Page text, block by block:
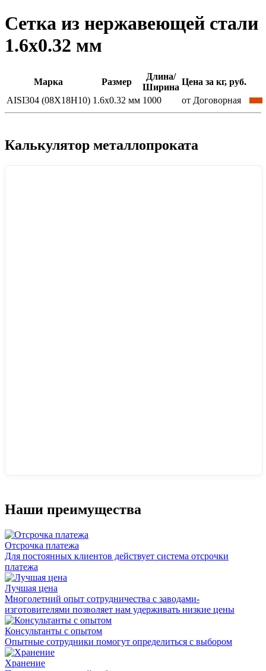
Сетка из нержавеющей стали
1.6x0.32 мм
Марка Размер
Длина/
Ширина
Цена за кг, руб.
AISI304 (08Х18Н10) 1.6x0.32 мм 1000 от Договорная
Калькулятор металлопроката
Наши преимущества
Отсрочка платежа
Для постоянных клиентов действует система отсрочки
платежа
Лучшая цена
Многолетний опыт сотрудничества с заводами-
изготовителями позволяет нам удерживать низкие цены
Консультанты с опытом
Опытные сотрудники помогут определиться с выбором
Хранение